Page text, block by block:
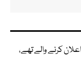
کرنے والے تھے،